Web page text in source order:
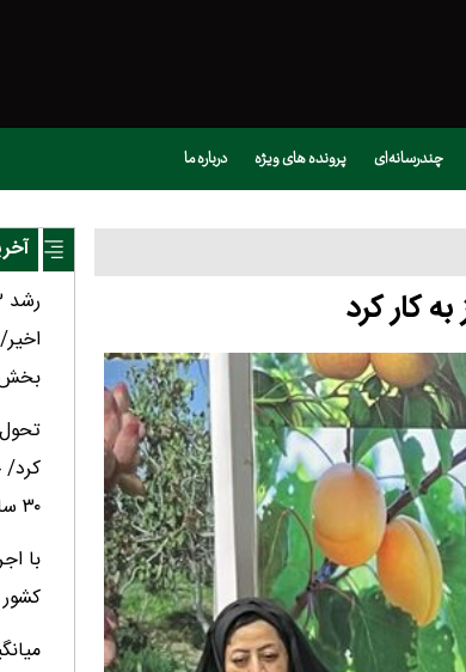
چندرسانه‌ای پرونده های ویژه درباره ما
کار کرد
بخش
کرد/
۳۰ سال